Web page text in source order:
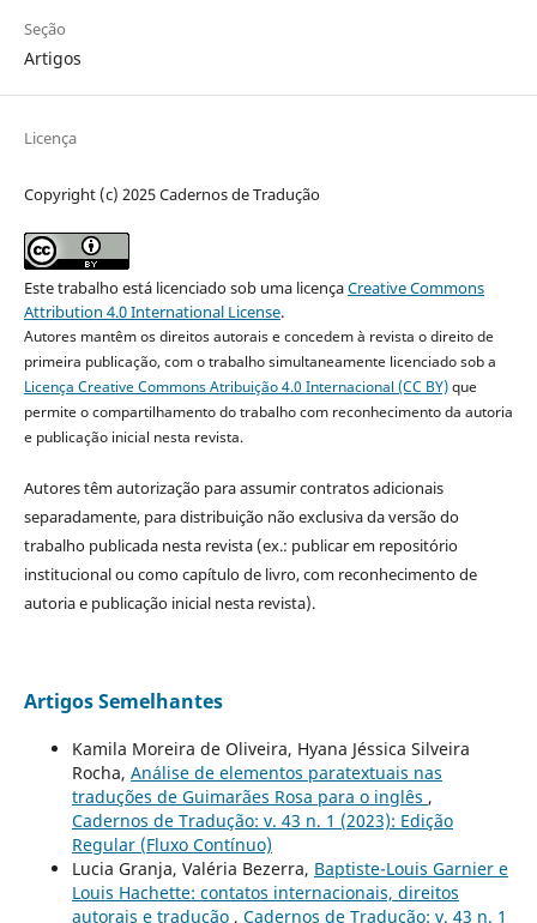
Seção
Artigos
Licença
Copyright (c) 2025 Cadernos de Tradução
Este trabalho está licenciado sob uma licençaCreative Commons
Attribution 4.0 International License.
Autores mantêm os direitos autorais e concedem à revista o direito de
primeira publicação, com o trabalho simultaneamente licenciado sob a
Licença Creative Commons Atribuição 4.0 Internacional (CC BY)que
permite o compartilhamento do trabalho com reconhecimento da autoria
e publicação inicial nesta revista.
Autores têm autorização para assumir contratos adicionais
separadamente, para distribuição não exclusiva da versão do
trabalho publicada nesta revista (ex.: publicar em repositório
institucional ou como capítulo de livro, com reconhecimento de
autoria e publicação inicial nesta revista).
Artigos Semelhantes
Kamila Moreira de Oliveira, Hyana Jéssica Silveira
Rocha, Análise de elementos paratextuais nas
traduções de Guimarães Rosa para o inglês ,
Cadernos de Tradução: v. 43 n. 1 (2023): Edição
Regular (Fluxo Contínuo)
Lucia Granja, Valéria Bezerra, Baptiste-Louis Garnier e
Louis Hachette: contatos internacionais, direitos
autorais e tradução , Cadernos de Tradução: v. 43 n. 1